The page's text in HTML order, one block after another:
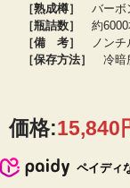
リーな香りが混ざり、
ナナチョコの様な甘みと
わずかな加水で、口当
レート、ロック、水割
の変化が面白い。
［熟成樽］ バーボ
［瓶詰数］ 約
［備 考］
ノン
［保存方法］ 冷暗
価格:15,840
ペイディ